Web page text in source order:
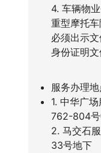
4. 车辆物
重型摩托车
必须出示文
身份证明文
服务办理
1. 中华广
762-804号
2. 马交石
33号地下